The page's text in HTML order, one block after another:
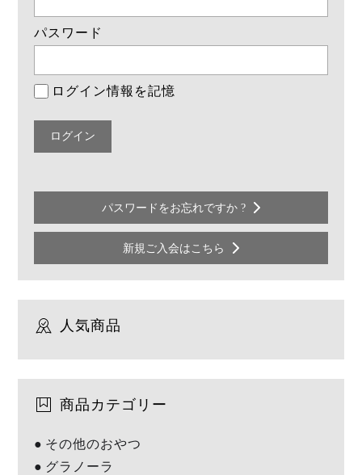
パスワード
ログイン情報を記憶
パスワードをお忘れですか ?
新規ご入会はこちら
人気商品
商品カテゴリー
その他のおやつ
グラノーラ